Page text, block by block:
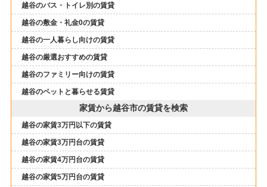
越谷のバス・トイレ別の賃貸
越谷の敷金・礼金0の賃貸
越谷の一人暮らし向けの賃貸
越谷の厳選おすすめの賃貸
越谷のファミリー向けの賃貸
越谷のペットと暮らせる賃貸
家賃から越谷市の賃貸を検索
越谷の家賃3万円以下の賃貸
越谷の家賃3万円台の賃貸
越谷の家賃4万円台の賃貸
越谷の家賃5万円台の賃貸